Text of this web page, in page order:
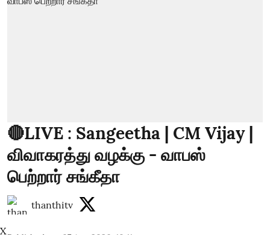
🔴LIVE : Sangeetha | CM Vijay |
விவாகரத்து வழக்கு - வாபஸ்
பெற்றார் சங்கீதா
thanthitv
X